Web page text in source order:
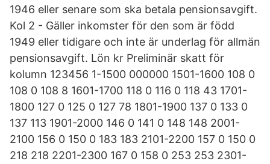
1946 eller senare som ska betala pensionsavgift.
Kol 2 - Gäller inkomster för den som är född
1949 eller tidigare och inte är underlag för allmän
pensionsavgift. Lön kr Preliminär skatt för
kolumn 123456 1-1500 000000 1501-1600 108 0
108 0 108 8 1601-1700 118 0 116 0 118 43 1701-
1800 127 0 125 0 127 78 1801-1900 137 0 133 0
137 113 1901-2000 146 0 141 0 148 148 2001-
2100 156 0 150 0 183 183 2101-2200 157 0 150 0
218 218 2201-2300 167 0 158 0 253 253 2301-